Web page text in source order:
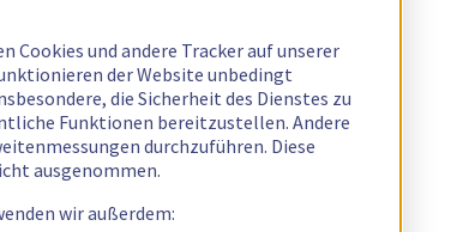
Cookies und andere Tracker auf unserer
der Website unbedingt
die Sicherheit des Dienstes zu
Funktionen bereitzustellen. Andere
durchzuführen. Diese
ausgenommen.
wir außerdem: